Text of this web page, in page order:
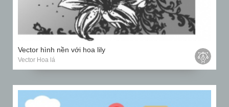
Vector hình nền với hoa lily
Vector Hoa lá